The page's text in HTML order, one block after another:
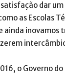
satisfação dar
as Escolas
ainda inovamos
o Governo